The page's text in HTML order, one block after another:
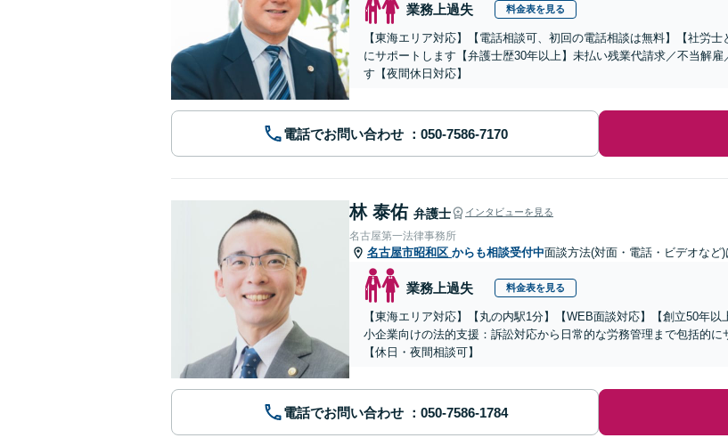
業務上過失 料金表を見る
【東海エリア対応】【電話相談可、初回の電話相談は無料】【社労
にサポートします【弁護士歴30年以上】未払い残業代請求／不当解
す【夜間休日対応】
電話でお問い合わせ
林 泰佑 弁護士 インタビューを見る
名古屋第一法律事務所
名古屋市昭和区 からも相談受付中面談方法(対面・電話・ビデオなど)
業務上過失 料金表を見る
【東海エリア対応】【丸の内駅1分】【WEB面談対応】【創立50年
小企業向けの法的支援：訴訟対応から日常的な労務管理まで包括的に
【休日・夜間相談可】
電話でお問い合わせ